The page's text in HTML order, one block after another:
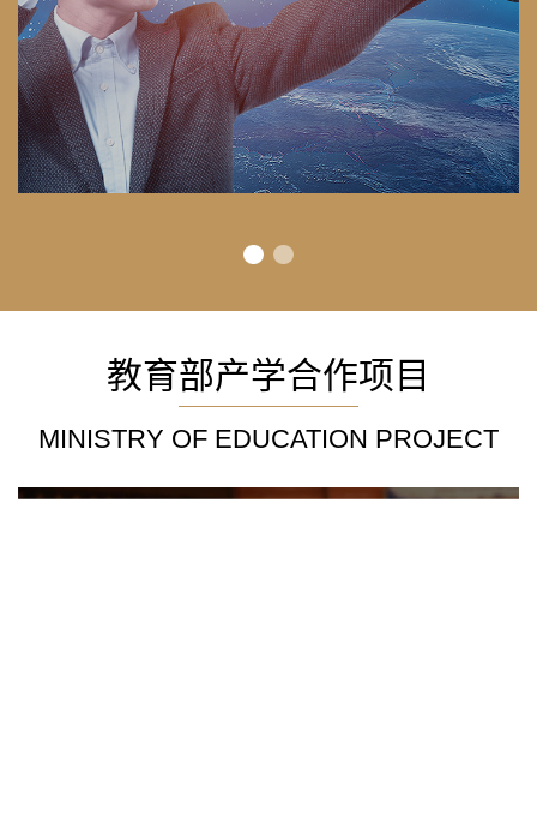
教育部产学合作项目
MINISTRY OF EDUCATION PROJECT